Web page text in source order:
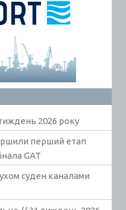
2026 року
перший етап
GAT
суден каналами